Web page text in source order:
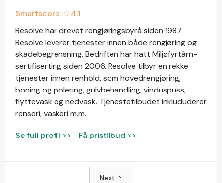
Smartscore: ☆4.1
Resolve har drevet rengjøringsbyrå siden 1987.
Resolve leverer tjenester innen både rengjøring og
skadebegrensning. Bedriften har hatt Miljøfyrtårn-
sertifiserting siden 2006. Resolve tilbyr en rekke
tjenester innen renhold, som hovedrengjøring,
boning og polering, gulvbehandling, vinduspuss,
flyttevask og nedvask. Tjenestetilbudet inklududerer
renseri, vaskeri m.m.
Se full profil >> Få pristilbud >>
Next